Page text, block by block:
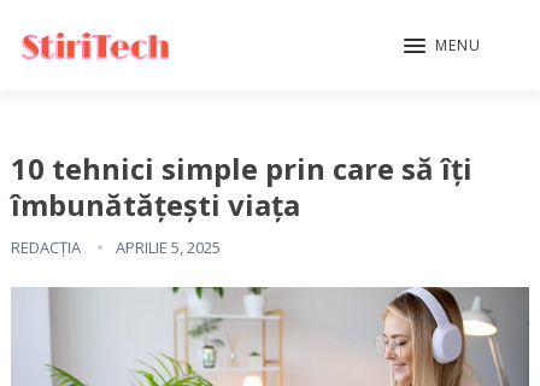
MENU
10 tehnici simple prin care să îți
îmbunătățești viața
REDACȚIA APRILIE 5, 2025